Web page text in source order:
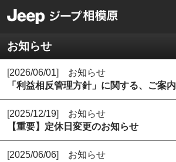
お知らせ
[2026/06/01] お知らせ
「利益相反管理方針」に関する、ご案内
[2025/12/19] お知らせ
【重要】定休日変更のお知らせ
[2025/06/06] お知らせ